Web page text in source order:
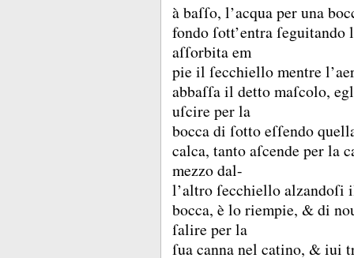
à baſſo, l’acqua per una
fondo ſott’entra
aſſorbita em
pie il ſecchiello mentre
abbaſſa il detto maſcolo,
uſcire per la
bocca di ſotto eſſendo
calca, tanto aſcende per la
mezzo dal-
l’altro ſecchiello alzandoſi
bocca, è lo riempie, &di
ſalire per la
ſua canna nel catino, &iui